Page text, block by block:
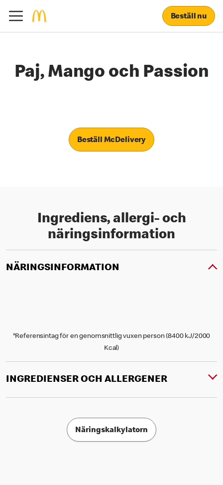
Beställ nu
Paj, Mango och Passion
Beställ McDelivery
Ingrediens, allergi- och
näringsinformation
NÄRINGSINFORMATION
*Referensintag för en genomsnittlig vuxen person (8400 kJ/2000
Kcal)
INGREDIENSER OCH ALLERGENER
Näringskalkylatorn